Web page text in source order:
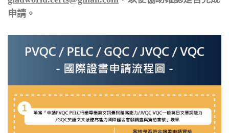
申請。